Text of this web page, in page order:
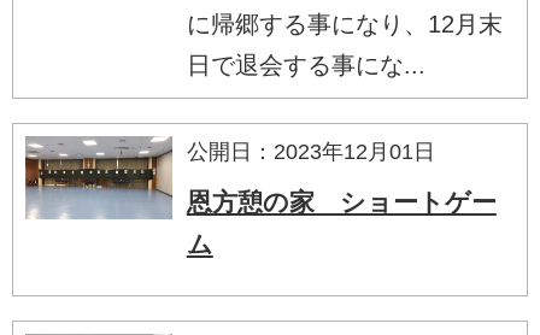
に帰郷する事になり、12月末
日で退会する事にな...
公開日：2023年12月01日
恩方憩の家 ショートゲー
ム